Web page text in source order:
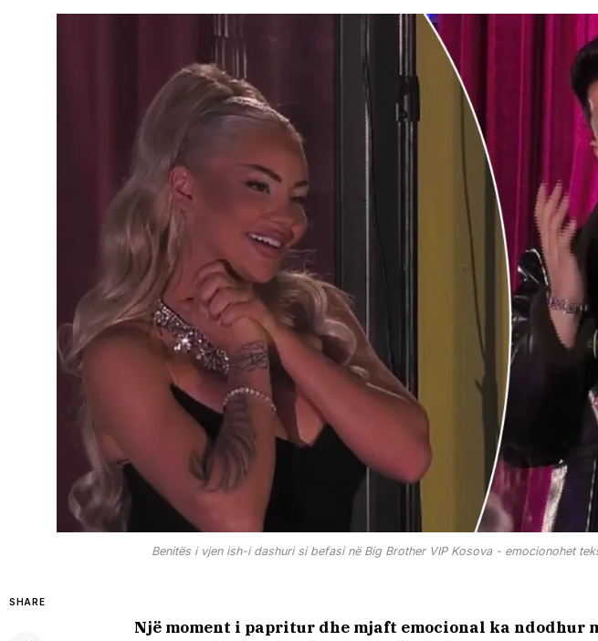
Benitës i vjen ish-i dashuri si befasi në Big Brother VIP Kosova - emocionohet
SHARE
Një moment i papritur dhe mjaft emocional ka ndodhur